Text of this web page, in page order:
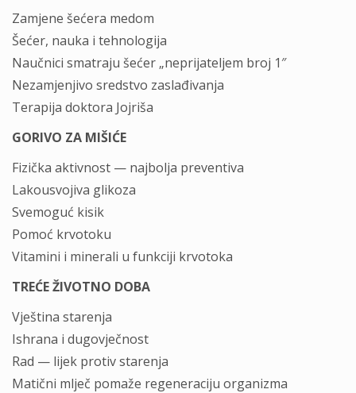
Zamjene šećera medom
Šećer, nauka i tehnologija
Naučnici smatraju šećer „neprijateljem broj 1″
Nezamjenjivo sredstvo zaslađivanja
Terapija doktora Jojriša
GORIVO ZA MIŠIĆE
Fizička aktivnost — najbolja preventiva
Lakousvojiva glikoza
Svemoguć kisik
Pomoć krvotoku
Vitamini i minerali u funkciji krvotoka
TREĆE ŽIVOTNO DOBA
Vještina starenja
Ishrana i dugovječnost
Rad — lijek protiv starenja
Matični mlječ pomaže regeneraciju organizma